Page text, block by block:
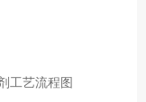
工艺流程图